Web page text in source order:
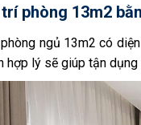
phòng 13m2
ngủ 13m2 có
hợp lý sẽ giúp tận